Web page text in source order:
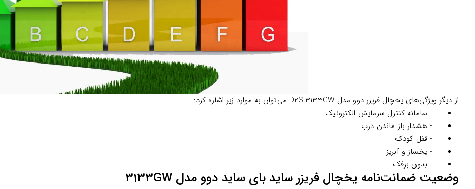
از دیگر ویژگی‌های یخچال فریزر دوو مدل D2S-3133GW می‌توان به موارد زیر اشاره کرد:
- سامانه کنترل سرمایش الکترونیک
- هشدار باز ماندن درب
- قفل کودک
- یخساز و آبریز
- بدون برفک
وضعیت ضمانت‌نامه یخچال فریزر ساید بای ساید دوو مدل 3133GW